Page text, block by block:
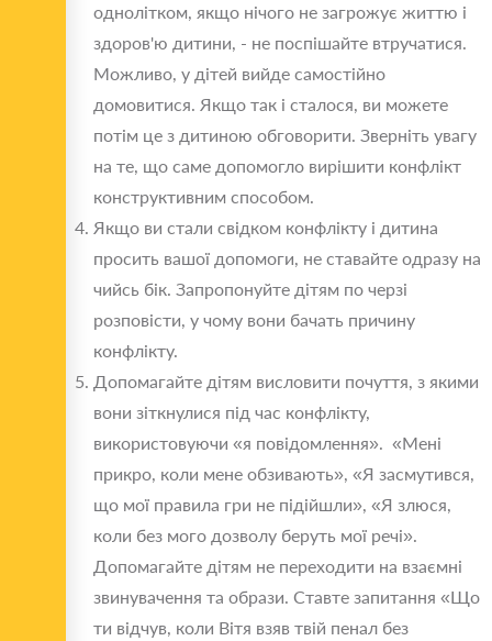
однолітком, якщо нічого не загрожує життю і
здоров'ю дитини, - не поспішайте втручатися.
Можливо, у дітей вийде самостійно
домовитися. Якщо так і сталося, ви можете
потім це з дитиною обговорити. Зверніть увагу
на те, що саме допомогло вирішити конфлікт
конструктивним способом.
Якщо ви стали свідком конфлікту і дитина
просить вашої допомоги, не ставайте одразу на
чийсь бік. Запропонуйте дітям по черзі
розповісти, у чому вони бачать причину
конфлікту.
Допомагайте дітям висловити почуття, з якими
вони зіткнулися під час конфлікту,
використовуючи «я повідомлення». «Мені
прикро, коли мене обзивають», «Я засмутився,
що мої правила гри не підійшли», «Я злюся,
коли без мого дозволу беруть мої речі».
Допомагайте дітям не переходити на взаємні
звинувачення та образи. Ставте запитання «Що
ти відчув, коли Вітя взяв твій пенал без